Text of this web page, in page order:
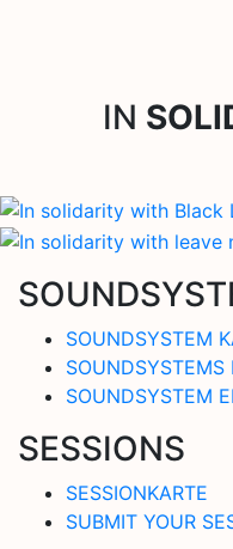
IN
SOUNDSYSTEM
SOUNDSYSTEMS
SOUNDSYSTEM
SESSIONS
SESSIONKARTE
SUBMIT YOUR